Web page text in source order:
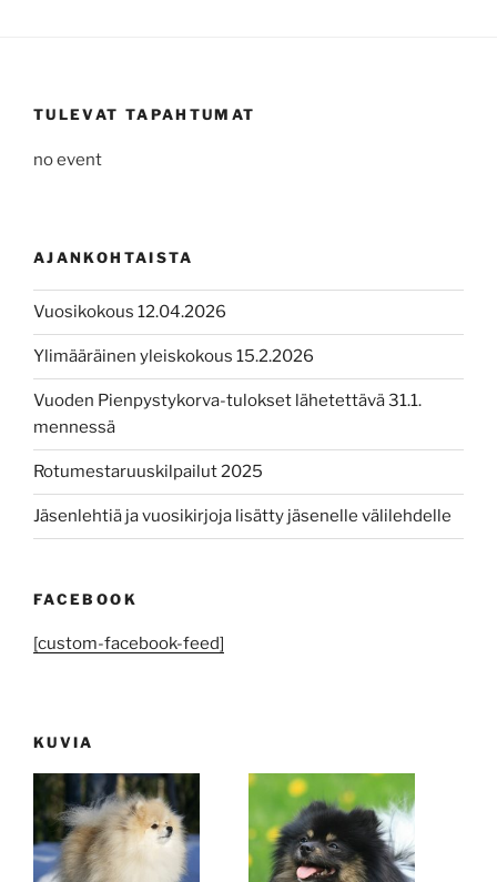
TULEVAT TAPAHTUMAT
no event
AJANKOHTAISTA
Vuosikokous 12.04.2026
Ylimääräinen yleiskokous 15.2.2026
Vuoden Pienpystykorva-tulokset lähetettävä 31.1.
mennessä
Rotumestaruuskilpailut 2025
Jäsenlehtiä ja vuosikirjoja lisätty jäsenelle välilehdelle
FACEBOOK
[custom-facebook-feed]
KUVIA